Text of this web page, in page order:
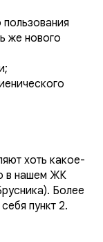
же нового
хоть какое-
в нашем ЖК
Более
пункт 2.